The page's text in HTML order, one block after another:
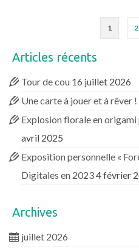
1 2
Articles récents
Tour de cou 16 juillet 2026
Une carte à jouer et à rêver !
Explosion florale en
avril 2025
Exposition personnelle «
Digitales en 20234 février
Archives
juillet 2026